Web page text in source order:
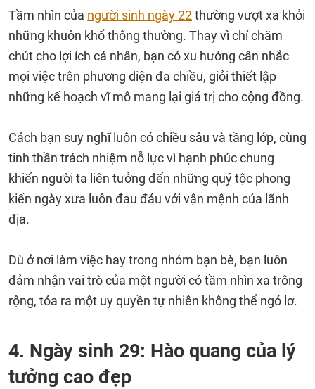
Tầm nhìn của người sinh ngày 22thường vượt xa khỏi
những khuôn khổ thông thường. Thay vì chỉ chăm
chút cho lợi ích cá nhân, bạn có xu hướng cân nhắc
mọi việc trên phương diện đa chiều, giỏi thiết lập
những kế hoạch vĩ mô mang lại giá trị cho cộng đồng.
Cách bạn suy nghĩ luôn có chiều sâu và tầng lớp, cùng
tinh thần trách nhiệm nỗ lực vì hạnh phúc chung
khiến người ta liên tưởng đến những quý tộc phong
kiến ngày xưa luôn đau đáu với vận mệnh của lãnh
địa.
Dù ở nơi làm việc hay trong nhóm bạn bè, bạn luôn
đảm nhận vai trò của một người có tầm nhìn xa trông
rộng, tỏa ra một uy quyền tự nhiên không thể ngó lơ.
4. Ngày sinh 29: Hào quang của lý
tưởng cao đẹp